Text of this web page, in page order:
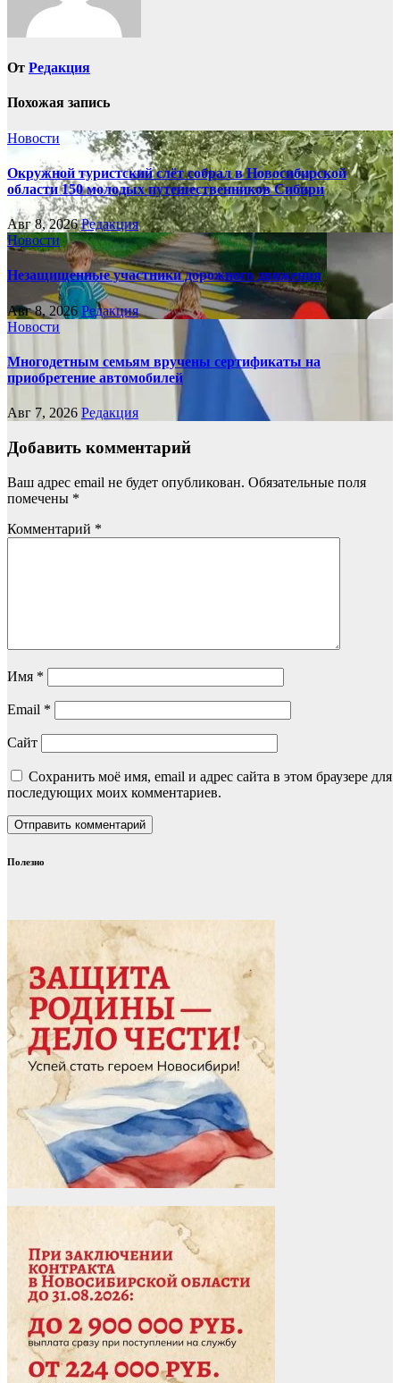
От Редакция
Похожая запись
Новости
Окружной туристский слёт собрал в Новосибирской
области 150 молодых путешественников Сибири
Авг 8, 2026Редакция
Новости
Незащищенные участники дорожного движения
Авг 8, 2026 Редакция
Новости
Многодетным семьям вручены сертификаты на
приобретение автомобилей
Авг 7, 2026 Редакция
Добавить комментарий
Ваш адрес email не будет опубликован. Обязательные поля
помечены *
Комментарий *
Имя *
Email *
Сайт
Сохранить моё имя, email и адрес сайта в этом браузере для
последующих моих комментариев.
Полезно